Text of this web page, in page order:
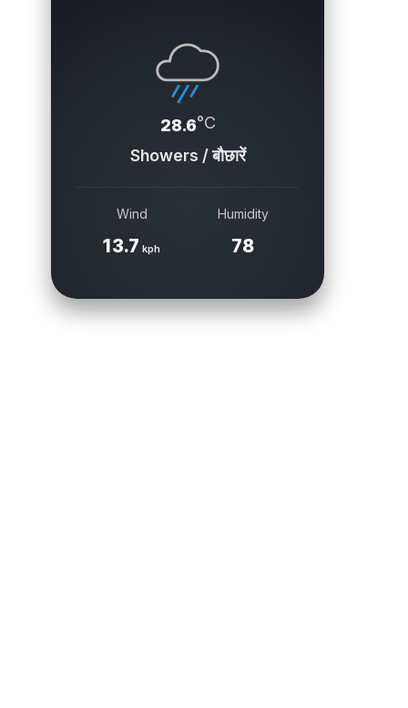
28.6°C
Showers / बौछारें
Wind
13.7 kph
Humidity
78